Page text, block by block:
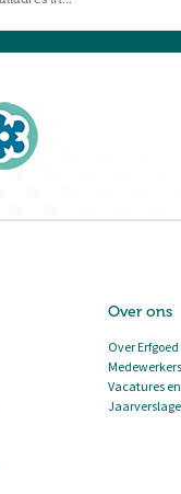
Over ons
Over
Medewerkers
Vacatures